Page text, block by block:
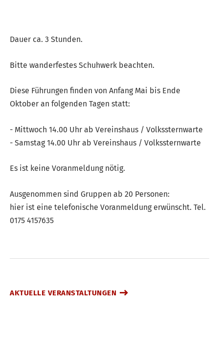
Dauer ca. 3 Stunden.
Bitte wanderfestes Schuhwerk beachten.
Diese Führungen finden von Anfang Mai bis Ende
Oktober an folgenden Tagen statt:
- Mittwoch 14.00 Uhr ab Vereinshaus / Volkssternwarte
- Samstag 14.00 Uhr ab Vereinshaus / Volkssternwarte
Es ist keine Voranmeldung nötig.
Ausgenommen sind Gruppen ab 20 Personen:
hier ist eine telefonische Voranmeldung erwünscht. Tel.
0175 4157635
AKTUELLE VERANSTALTUNGEN